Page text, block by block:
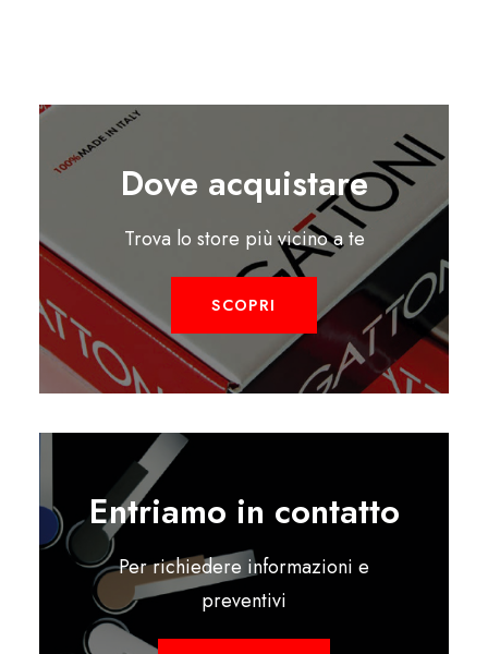
Dove acquistare
Trova lo store più vicino a te
SCOPRI
Entriamo in contatto
Per richiedere informazioni e
preventivi